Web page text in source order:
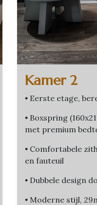
Kamer 2
• Eerste etage,
• Boxspring
met premium
• Comfortabele
en fauteuil
• Dubbele design
• Moderne stijl,